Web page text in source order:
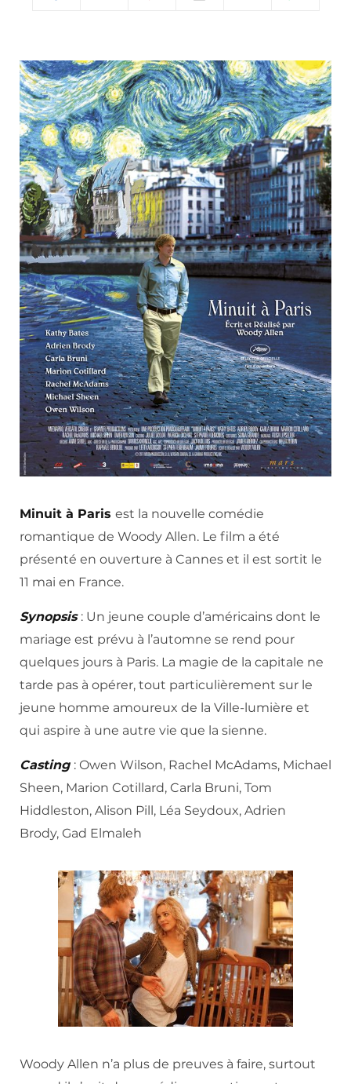
Minuit à Paris est la nouvelle comédie
romantique de Woody Allen. Le film a été
présenté en ouverture à Cannes et il est sortit le
11 mai en France.
Synopsis : Un jeune couple d’américains dont le
mariage est prévu à l’automne se rend pour
quelques jours à Paris. La magie de la capitale ne
tarde pas à opérer, tout particulièrement sur le
jeune homme amoureux de la Ville-lumière et
qui aspire à une autre vie que la sienne.
Casting : Owen Wilson, Rachel McAdams, Michael
Sheen, Marion Cotillard, Carla Bruni, Tom
Hiddleston, Alison Pill, Léa Seydoux, Adrien
Brody, Gad Elmaleh
Woody Allen n’a plus de preuves à faire, surtout